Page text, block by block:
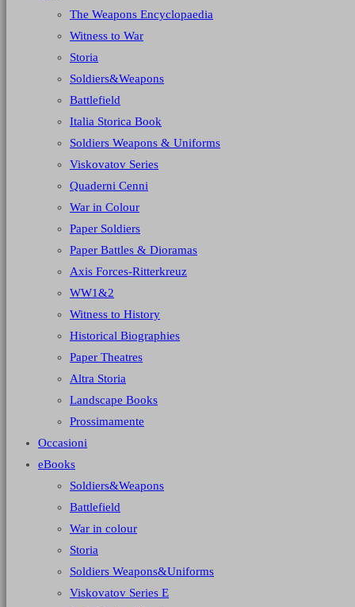
The Weapons Encyclopaedia
Witness to War
Storia
Soldiers&Weapons
Battlefield
Italia Storica Book
Soldiers Weapons & Uniforms
Viskovatov Series
Quaderni Cenni
War in Colour
Paper Soldiers
Paper Battles & Dioramas
Axis Forces-Ritterkreuz
WW1&2
Witness to History
Historical Biographies
Paper Theatres
Altra Storia
Landscape Books
Prossimamente
Occasioni
eBooks
Soldiers&Weapons
Battlefield
War in colour
Storia
Soldiers Weapons&Uniforms
Viskovatov Series E